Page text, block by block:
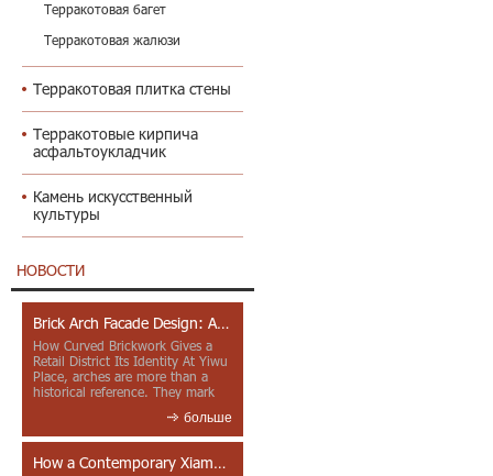
Терракотовая багет
Терракотовая жалюзи
Терракотовая плитка стены
Терракотовые кирпича
асфальтоукладчик
Камень искусственный
культуры
НОВОСТИ
Brick Arch Facade Design: A Closer Look at Yiwu Place
How Curved Brickwork Gives a
Retail District Its Identity At Yiwu
Place, arches are more than a
historical reference. They mark
больше
How a Contemporary Xiamen Project Reframes Minnan Red Brick